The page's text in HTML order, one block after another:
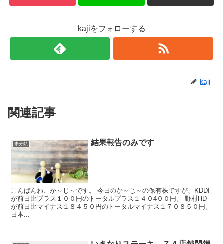
kajiをフォローする
kaji
関連記事
未分類 結果報告のみです
こんばんわ、か～じ～です。 今日のか～じ～の保有株ですが、KDDI
が前日比プラス１００円のトータルプラス１４０4００円。 野村HD
が前日比マイナス１８４５０円のトータルマイナス１７０８５０円。
日本...